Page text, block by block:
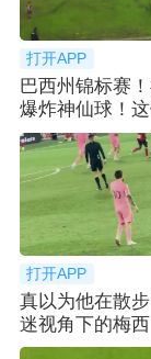
打开APP
巴西州锦标赛
爆炸神仙球！
简直不讲道理！
打开APP
真以为他在散
迷视角下的梅
幄之中~